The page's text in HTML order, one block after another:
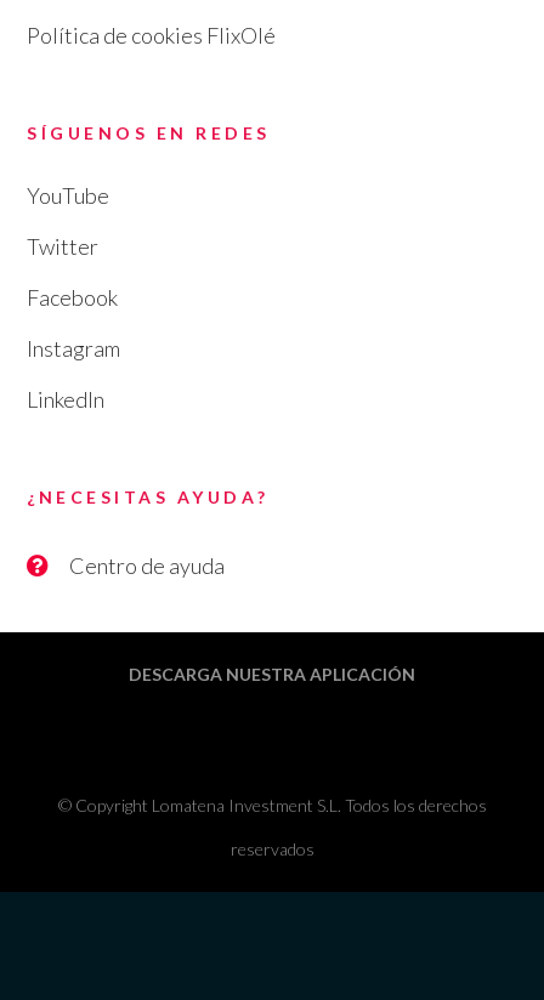
Política de cookies FlixOlé
SÍGUENOS EN REDES
YouTube
Twitter
Facebook
Instagram
LinkedIn
¿NECESITAS AYUDA?
Centro de ayuda
DESCARGA NUESTRA APLICACIÓN
© Copyright Lomatena Investment S.L. Todos los derechos
reservados